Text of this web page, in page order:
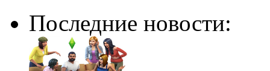
Последние новости: